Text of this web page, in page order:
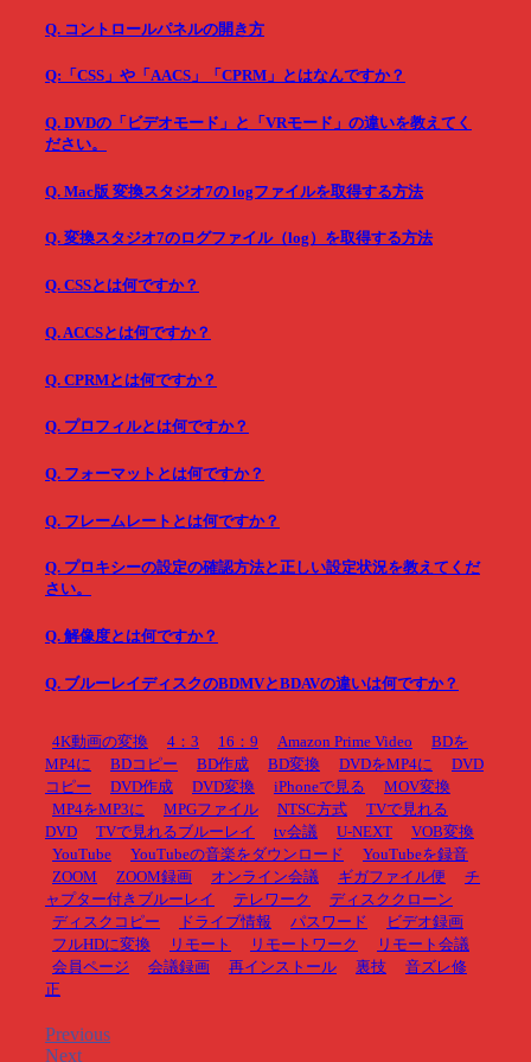
Q. コントロールパネルの開き方
Q:「CSS」や「AACS」「CPRM」とはなんですか？
Q. DVDの「ビデオモード」と「VRモード」の違いを教えてく
ださい。
Q. Mac版 変換スタジオ7の logファイルを取得する方法
Q. 変換スタジオ7のログファイル（log）を取得する方法
Q. CSSとは何ですか？
Q. ACCSとは何ですか？
Q. CPRMとは何ですか？
Q. プロフィルとは何ですか？
Q. フォーマットとは何ですか？
Q. フレームレートとは何ですか？
Q. プロキシーの設定の確認方法と正しい設定状況を教えてくだ
さい。
Q. 解像度とは何ですか？
Q. ブルーレイディスクのBDMVとBDAVの違いは何ですか？
4K動画の変換 4：3 16：9 Amazon Prime Video
BDを
MP4に
BDコピー BD作成 BD変換 DVDをMP4に
DVD
コピー
DVD作成 DVD変換 iPhoneで見る
MOV変換
MP4をMP3に
MPGファイル NTSC方式
TVで見れる
DVD
TVで見れるブルーレイ tv会議 U-NEXT
VOB変換
YouTube
YouTubeの音楽をダウンロード
YouTubeを録音
ZOOM
ZOOM録画 オンライン会議 ギガファイル便
チ
ャプター付きブルーレイ
テレワーク
ディスククローン
ディスクコピー
ドライブ情報 パスワード
ビデオ録画
フルHDに変換
リモート リモートワーク
リモート会議
会員ページ
会議録画 再インストール 裏技
音ズレ修
正
Previous
Next